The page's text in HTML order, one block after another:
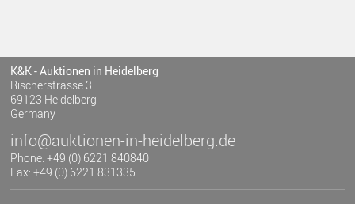
K&K - Auktionen in Heidelberg
Rischerstrasse 3
69123 Heidelberg
Germany
info@auktionen-in-heidelberg.de
Phone: +49 (0) 6221 840840
Fax: +49 (0) 6221 831335